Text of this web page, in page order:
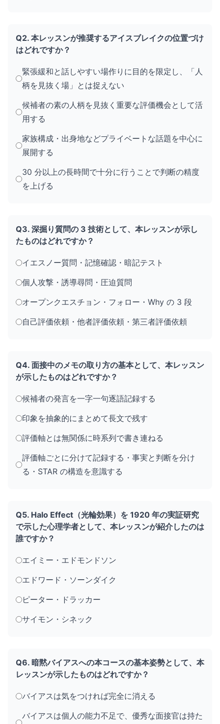
Q2. 本レッスンが推奨するアイスブレイクの位置づけ
はどれですか？
緊張緩和と話しやすい場作りに目的を限定し、「人
柄を見抜く場」とは捉えない
候補者の素の人柄を見抜く重要な評価機会として活
用する
家族構成・出身地などプライベートな話題を中心に
展開する
30 分以上の長時間で十分に行うことで判断の精度
を上げる
Q3. 深掘り質問の 3 技術として、本レッスンが示し
たものはどれですか？
イエスノー質問・記憶確認・暗記テスト
個人攻撃・誘導尋問・圧迫質問
オープンクエスチョン・フォロー・Why の 3 段
自己評価依頼・他者評価依頼・第三者評価依頼
Q4. 面接中のメモの取り方の基本として、本レッスン
が示したものはどれですか？
候補者の発言を一字一句逐語記録する
印象を抽象的にまとめて長文で残す
評価軸とは無関係に時系列で書き連ねる
評価軸ごとに分けて記録する・事実と判断を分け
る・STAR の構造を意識する
Q5. Halo Effect（光輪効果）を 1920 年の実証研究
で示した心理学者として、本レッスンが紹介したのは
誰ですか？
エイミー・エドモンドソン
エドワード・ソーンダイク
ピーター・ドラッカー
サイモン・シネック
Q6. 暗黙バイアスへの本コースの基本姿勢として、本
レッスンが示したものはどれですか？
バイアスは気をつければ完全に消える
バイアスは個人の能力不足で、優秀な面接官は持た